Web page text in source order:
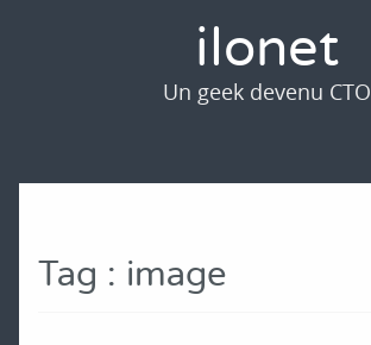
Tag : image
ilonet
Un geek devenu CTO